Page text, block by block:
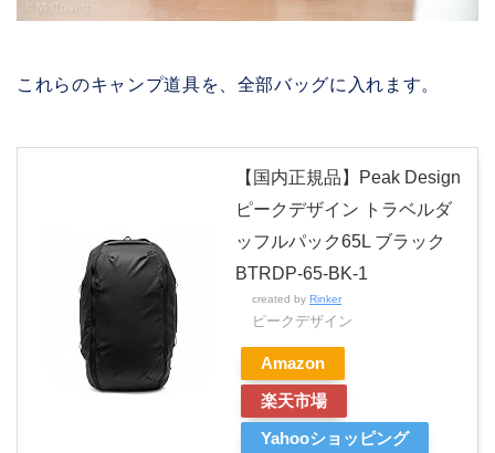
これらのキャンプ道具を、全部バッグに入れます。
【国内正規品】Peak Design
ピークデザイン トラベルダ
ッフルパック65L ブラック
BTRDP-65-BK-1
created by Rinker
ピークデザイン
Amazon
楽天市場
Yahooショッピング